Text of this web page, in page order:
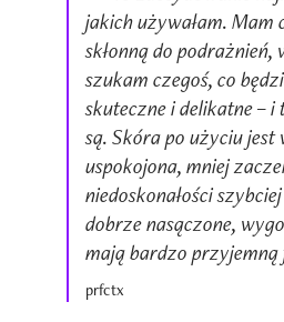
jakich używałam. Mam
skłonną do podrażnień,
szukam czegoś, co
skuteczne i delikatne – i
są. Skóra po użyciu
uspokojona, mniej
niedoskonałości
dobrze nasączone,
mają bardzo przyjemną
prfctx